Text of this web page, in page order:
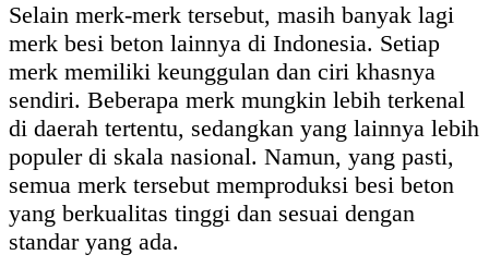
Selain merk-merk tersebut, masih banyak lagi
merk besi beton lainnya di Indonesia. Setiap
merk memiliki keunggulan dan ciri khasnya
sendiri. Beberapa merk mungkin lebih terkenal
di daerah tertentu, sedangkan yang lainnya lebih
populer di skala nasional. Namun, yang pasti,
semua merk tersebut memproduksi besi beton
yang berkualitas tinggi dan sesuai dengan
standar yang ada.